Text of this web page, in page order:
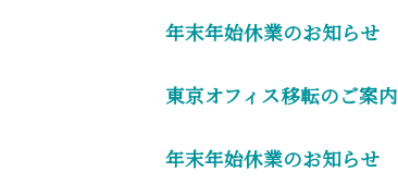
年末年始休業のお知らせ
東京オフィス移転のご案内
年末年始休業のお知らせ